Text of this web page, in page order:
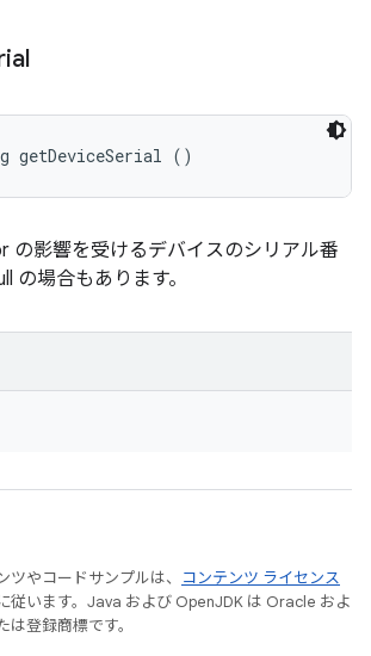
getDeviceSerial ()
の影響を受けるデバイスのシリアル番
の場合もあります。
ツやコードサンプルは、
コンテンツ ライセンス
従います。Java および OpenJDK は Oracle およ
登録商標です。